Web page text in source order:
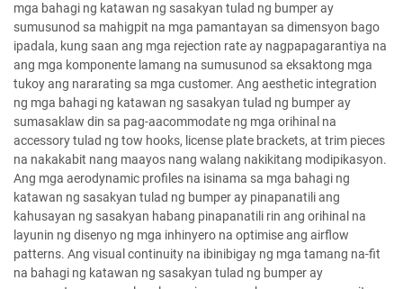
mga bahagi ng katawan ng sasakyan tulad ng bumper ay
sumusunod sa mahigpit na mga pamantayan sa dimensyon bago
ipadala, kung saan ang mga rejection rate ay nagpapagarantiya na
ang mga komponente lamang na sumusunod sa eksaktong mga
tukoy ang nararating sa mga customer. Ang aesthetic integration
ng mga bahagi ng katawan ng sasakyan tulad ng bumper ay
sumasaklaw din sa pag-aacommodate ng mga orihinal na
accessory tulad ng tow hooks, license plate brackets, at trim pieces
na nakakabit nang maayos nang walang nakikitang modipikasyon.
Ang mga aerodynamic profiles na isinama sa mga bahagi ng
katawan ng sasakyan tulad ng bumper ay pinapanatili ang
kahusayan ng sasakyan habang pinapanatili rin ang orihinal na
layunin ng disenyo ng mga inhinyero na optimise ang airflow
patterns. Ang visual continuity na ibinibigay ng mga tamang na-fit
na bahagi ng katawan ng sasakyan tulad ng bumper ay